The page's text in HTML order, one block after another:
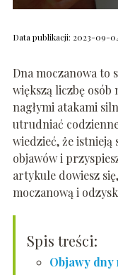
Data publikacji: 2023-09-
Dna moczanowa to
większą liczbę osób
nagłymi atakami
utrudniać
wiedzieć, że istnieją
objawów i
artykule dowiesz
moczanową i
Spis treści:
Objawy dny